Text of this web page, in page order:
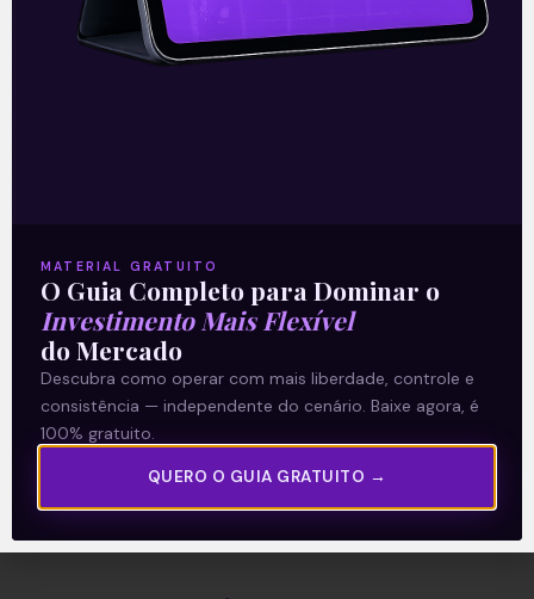
Termos e Condições
Política de Privacidade
Explore
Artigos
E Eu Com Isso?
MATERIAL GRATUITO
O Guia Completo para Dominar o
Investimento Mais Flexível
do Mercado
Descubra como operar com mais liberdade, controle e
consistência — independente do cenário. Baixe agora, é
100% gratuito.
QUERO O GUIA GRATUITO →